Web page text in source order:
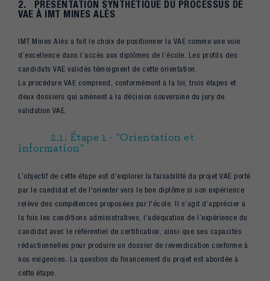
2. PRÉSENTATION SYNTHÉTIQUE DU PROCESSUS DE
VAE À IMT MINES ALÈS
IMT Mines Alès a fait le choix de positionner la VAE comme une voie
d’excellence dans l’accès aux diplômes de l’école. Les profils des
candidats VAE validés témoignent de cette orientation.
La procédure VAE comprend, conformément à la loi, trois étapes et
deux dossiers qui amènent à la décision souveraine du jury de
validation VAE.
2.1. Étape 1 - "Orientation et
information"
L’objectif de cette étape est d’explorer la faisabilité du projet VAE porté
par le candidat et de l'orienter vers le bon diplôme si son expérience
relève des compétences proposées par l'école. Il s’agit d’apprécier à
la fois les conditions administratives, l’adéquation de l’expérience du
candidat avec le référentiel de certification, ainsi que ses capacités
rédactionnelles pour produire un dossier de revendication conforme à
nos exigences. La question du financement du projet est abordée à
cette étape.